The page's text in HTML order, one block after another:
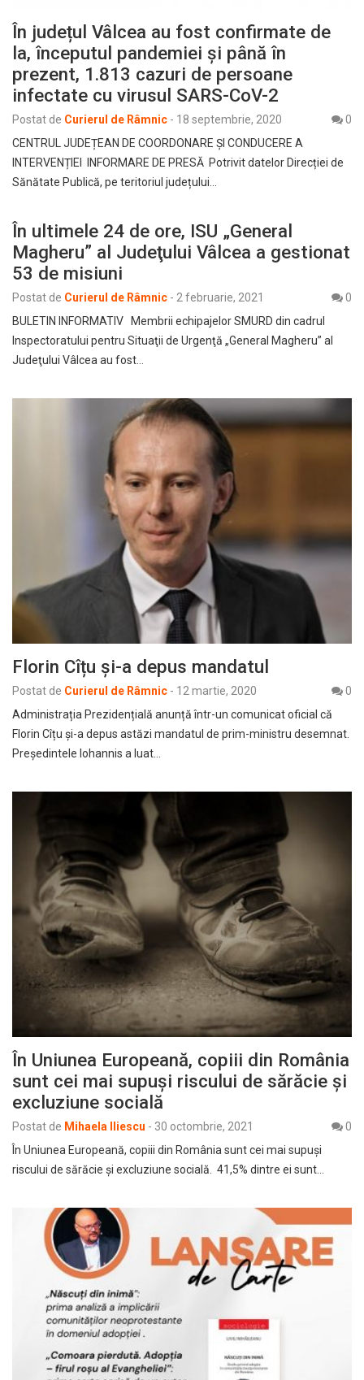
În județul Vâlcea au fost confirmate de
la, începutul pandemiei și până în
prezent, 1.813 cazuri de persoane
infectate cu virusul SARS-CoV-2
Postat de Curierul de Râmnic - 18 septembrie, 2020
0
CENTRUL JUDEȚEAN DE COORDONARE ȘI CONDUCERE A
INTERVENȚIEI INFORMARE DE PRESĂ Potrivit datelor Direcției de
Sănătate Publică, pe teritoriul județului…
În ultimele 24 de ore, ISU „General
Magheru” al Judeţului Vâlcea a gestionat
53 de misiuni
Postat de Curierul de Râmnic - 2 februarie, 2021
0
BULETIN INFORMATIV Membrii echipajelor SMURD din cadrul
Inspectoratului pentru Situaţii de Urgenţă „General Magheru” al
Judeţului Vâlcea au fost…
Florin Cîțu și-a depus mandatul
Postat de Curierul de Râmnic - 12 martie, 2020
0
Administrația Prezidențială anunță într-un comunicat oficial că
Florin Cîțu și-a depus astăzi mandatul de prim-ministru desemnat.
Președintele Iohannis a luat…
În Uniunea Europeană, copiii din România
sunt cei mai supuși riscului de sărăcie și
excluziune socială
Postat de Mihaela Iliescu - 30 octombrie, 2021
0
În Uniunea Europeană, copiii din România sunt cei mai supuși
riscului de sărăcie și excluziune socială. 41,5% dintre ei sunt…